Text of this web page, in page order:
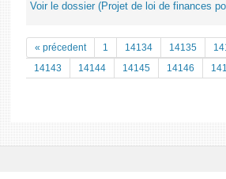
Voir le dossier (Projet de loi de finances
« précedent 1 14134 14135
14143
14144 14145 14146